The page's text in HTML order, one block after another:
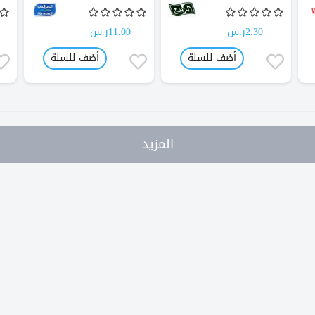
2.30ر.س
أضف للسلة
11.00ر.س
أضف للسلة
المزيد